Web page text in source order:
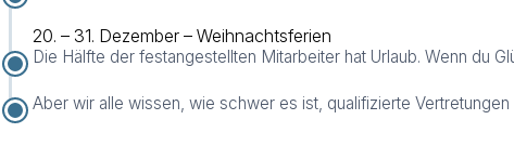
20. – 31. Dezember – Weihnachtsferien
Die Hälfte der festangestellten Mitarbeiter hat Urlaub. Wenn du
Aber wir alle wissen, wie schwer es ist, qualifizierte